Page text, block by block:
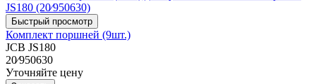
Комплект поршней (9шт.)
JCB JS180
20⁄950630
Уточняйте цену